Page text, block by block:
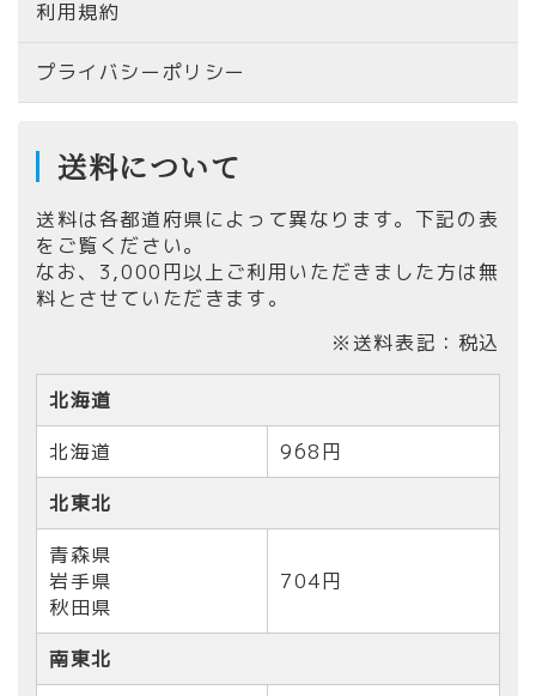
利用規約
プライバシーポリシー
送料について
送料は各都道府県によって異なります。下記の表
をご覧ください。
なお、 3,000円以上ご利用いただきました方は無
料とさせていただきます。
※送料表記：税込
北海道
北海道
968円
北東北
青森県
岩手県
秋田県
704円
南東北